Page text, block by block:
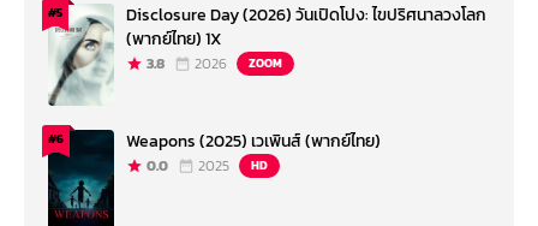
#5
Disclosure Day (2026) วันเปิดโปง: ไขปริศนาลวงโลก
(พากย์ไทย) 1X
3.8 2026 ZOOM
#6 Weapons (2025) เวเพินส์ (พากย์ไทย)
0.0 2025 HD